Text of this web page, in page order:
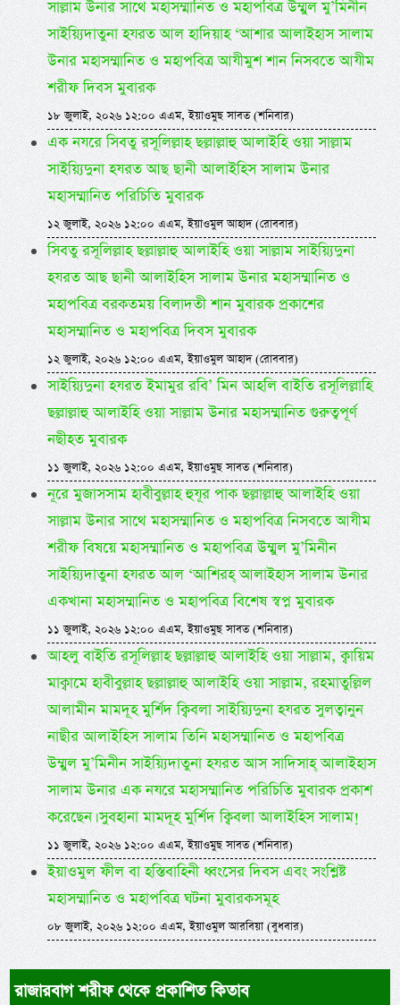
সাল্লাম উনার সাথে মহাসম্মানিত ও মহাপবিত্র উম্মুল মু’মিনীন
সাইয়্যিদাতুনা হযরত আল হাদিয়াহ ‘আশার আলাইহাস সালাম
উনার মহাসম্মানিত ও মহাপবিত্র আযীমুশ শান নিসবতে আযীম
শরীফ দিবস মুবারক
১৮ জুলাই, ২০২৬ ১২:০০ এএম, ইয়াওমুছ সাবত (শনিবার)
এক নযরে সিবতু রসূলিল্লাহ ছল্লাল্লাহু আলাইহি ওয়া সাল্লাম
সাইয়্যিদুনা হযরত আছ ছানী আলাইহিস সালাম উনার
মহাসম্মানিত পরিচিতি মুবারক
১২ জুলাই, ২০২৬ ১২:০০ এএম, ইয়াওমুল আহাদ (রোববার)
সিবতু রসূলিল্লাহ ছল্লাল্লাহু আলাইহি ওয়া সাল্লাম সাইয়্যিদুনা
হযরত আছ ছানী আলাইহিস সালাম উনার মহাসম্মানিত ও
মহাপবিত্র বরকতময় বিলাদতী শান মুবারক প্রকাশের
মহাসম্মানিত ও মহাপবিত্র দিবস মুবারক
১২ জুলাই, ২০২৬ ১২:০০ এএম, ইয়াওমুল আহাদ (রোববার)
সাইয়্যিদুনা হযরত ইমামুর রবি’ মিন আহলি বাইতি রসূলিল্লাহি
ছল্লাল্লাহু আলাইহি ওয়া সাল্লাম উনার মহাসম্মানিত গুরুত্বপূর্ণ
নছীহত মুবারক
১১ জুলাই, ২০২৬ ১২:০০ এএম, ইয়াওমুছ সাবত (শনিবার)
নূরে মুজাসসাম হাবীবুল্লাহ হুযূর পাক ছল্লাল্লাহু আলাইহি ওয়া
সাল্লাম উনার সাথে মহাসম্মানিত ও মহাপবিত্র নিসবতে আযীম
শরীফ বিষয়ে মহাসম্মানিত ও মহাপবিত্র উম্মুল মু’মিনীন
সাইয়্যিদাতুনা হযরত আল ‘আশিরহ্ আলাইহাস সালাম উনার
একখানা মহাসম্মানিত ও মহাপবিত্র বিশেষ স্বপ্ন মুবারক
১১ জুলাই, ২০২৬ ১২:০০ এএম, ইয়াওমুছ সাবত (শনিবার)
আহলু বাইতি রসূলিল্লাহ ছল্লাল্লাহু আলাইহি ওয়া সাল্লাম, ক্বায়িম
মাক্বামে হাবীবুল্লাহ ছল্লাল্লাহু আলাইহি ওয়া সাল্লাম, রহমাতুল্লিল
আলামীন মামদূহ মুর্শিদ ক্বিবলা সাইয়্যিদুনা হযরত সুলত্বানুন
নাছীর আলাইহিস সালাম তিনি মহাসম্মানিত ও মহাপবিত্র
উম্মুল মু’মিনীন সাইয়্যিদাতুনা হযরত আস সাদিসাহ্ আলাইহাস
সালাম উনার এক নযরে মহাসম্মানিত পরিচিতি মুবারক প্রকাশ
করেছেন। সুবহানা মামদূহ মুর্শিদ ক্বিবলা আলাইহিস সালাম!
১১ জুলাই, ২০২৬ ১২:০০ এএম, ইয়াওমুছ সাবত (শনিবার)
ইয়াওমুল ফীল বা হস্তিবাহিনী ধ্বংসের দিবস এবং সংশ্লিষ্ট
মহাসম্মানিত ও মহাপবিত্র ঘটনা মুবারকসমূহ
০৮ জুলাই, ২০২৬ ১২:০০ এএম, ইয়াওমুল আরবিয়া (বুধবার)
রাজারবাগ শরীফ থেকে প্রকাশিত কিতাব